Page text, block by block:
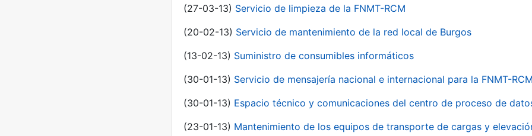
(27-03-13) Servicio de limpieza de la FNMT-RCM
(20-02-13) Servicio de mantenimiento de la red local de Burgos
(13-02-13) Suministro de consumibles informáticos
(30-01-13) Servicio de mensajería nacional e internacional para la FNMT-
(30-01-13) Espacio técnico y comunicaciones del centro de proceso de
(23-01-13) Mantenimiento de los equipos de transporte de cargas y